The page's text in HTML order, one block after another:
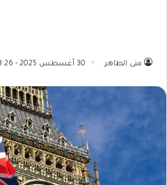
منى الطاهر 30 أغسطس 2025 - 3:26 مساءً